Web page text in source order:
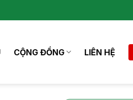
CỘNG ĐỒNG LIÊN HỆ